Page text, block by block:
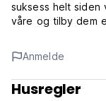
suksess helt
våre og tilby dem
med alle fasiliteter
kundeservice og å
Merk:
Anmelde
Husregler